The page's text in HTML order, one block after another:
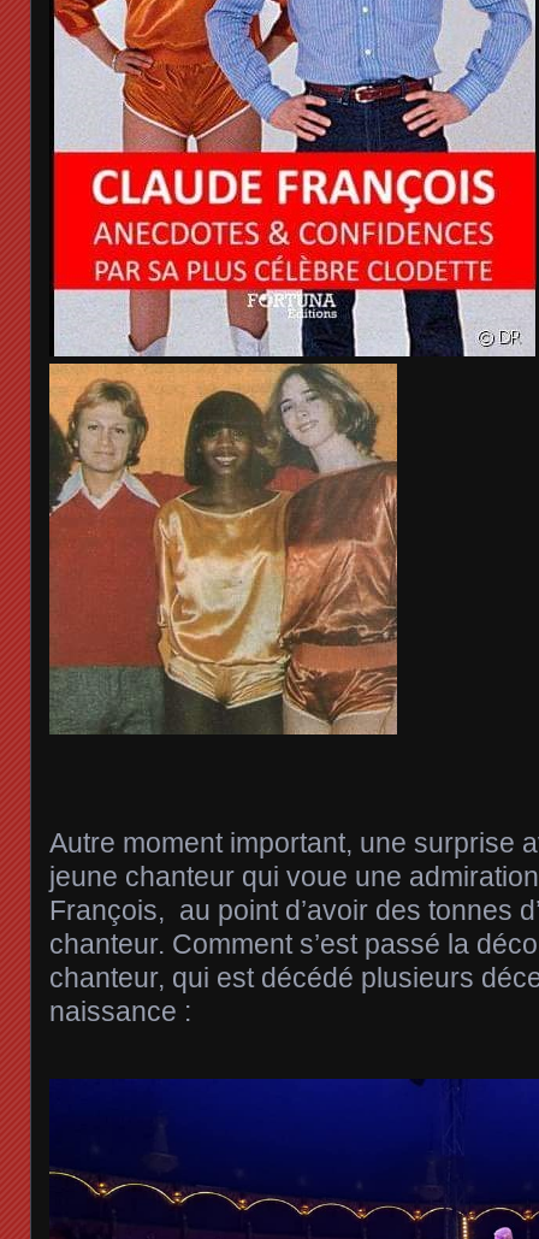
Autre moment important, une surprise
jeune chanteur qui voue une
François, au point d’avoir des tonnes
chanteur. Comment s’est passé la
chanteur, qui est décédé plusieurs
naissance :